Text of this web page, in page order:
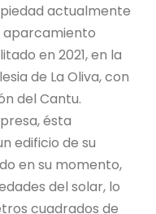
actualmente
aparcamiento
en 2021, en la
de La Oliva, con
del Cantu.
ésta
edificio de su
en su momento,
del solar, lo
cuadrados de